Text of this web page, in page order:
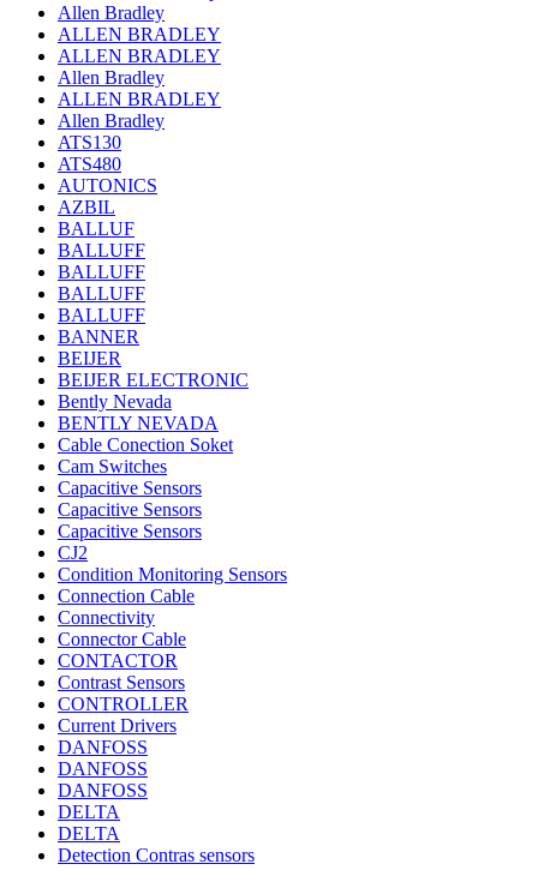
Allen Bradley
ALLEN BRADLEY
ALLEN BRADLEY
Allen Bradley
ALLEN BRADLEY
Allen Bradley
ATS130
ATS480
AUTONICS
AZBIL
BALLUF
BALLUFF
BALLUFF
BALLUFF
BALLUFF
BANNER
BEIJER
BEIJER ELECTRONIC
Bently Nevada
BENTLY NEVADA
Cable Conection Soket
Cam Switches
Capacitive Sensors
Capacitive Sensors
Capacitive Sensors
CJ2
Condition Monitoring Sensors
Connection Cable
Connectivity
Connector Cable
CONTACTOR
Contrast Sensors
CONTROLLER
Current Drivers
DANFOSS
DANFOSS
DANFOSS
DELTA
DELTA
Detection Contras sensors